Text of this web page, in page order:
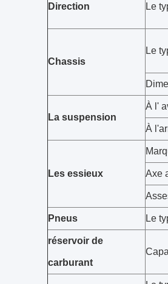
Direction Le
Chassis
Le
La suspension
À l'
À
Les essieux Axe
Pneus Le
réservoir de
carburant